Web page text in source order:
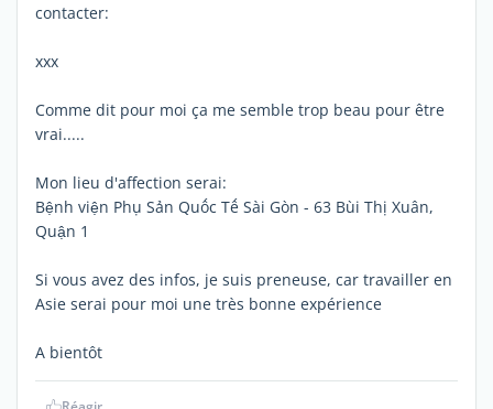
contacter:
xxx
Comme dit pour moi ça me semble trop beau pour être
vrai.....
Mon lieu d'affection serai:
Bệnh viện Phụ Sản Quốc Tế Sài Gòn - 63 Bùi Thị Xuân,
Quận 1
Si vous avez des infos, je suis preneuse, car travailler en
Asie serai pour moi une très bonne expérience
A bientôt